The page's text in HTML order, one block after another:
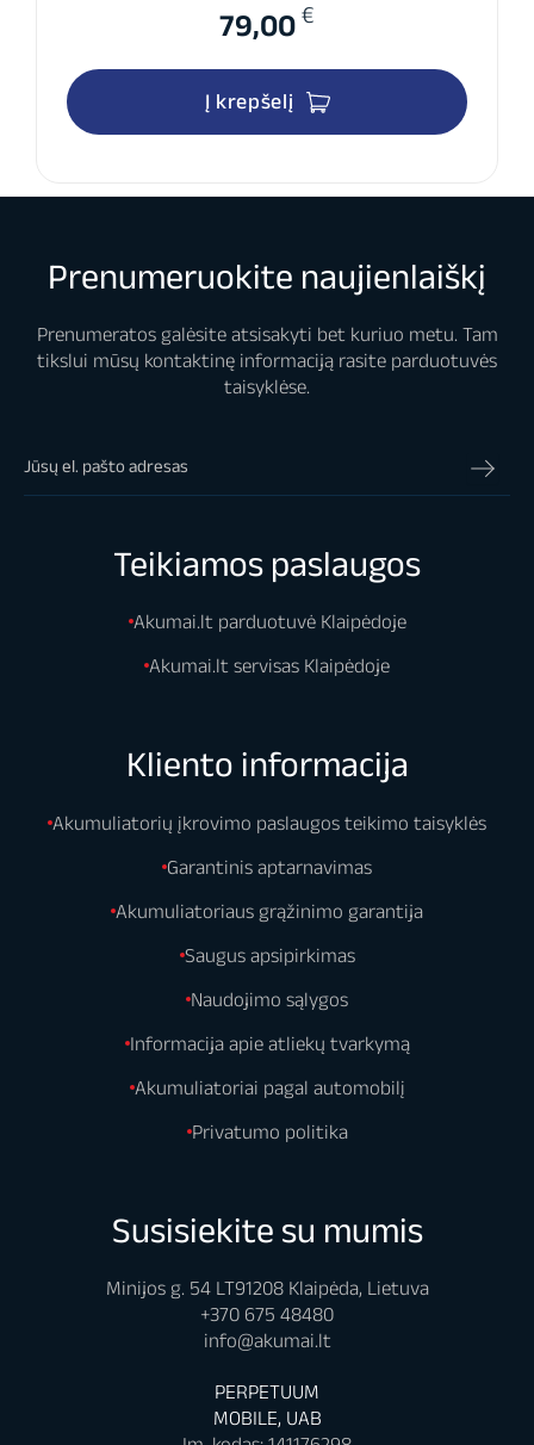
79,00 €
Į krepšelį
Prenumeruokite naujienlaiškį
Prenumeratos galėsite atsisakyti bet kuriuo metu. Tam
tikslui mūsų kontaktinę informaciją rasite parduotuvės
taisyklėse.
Teikiamos paslaugos
Akumai.lt parduotuvė Klaipėdoje
Akumai.lt servisas Klaipėdoje
Kliento informacija
Akumuliatorių įkrovimo paslaugos teikimo taisyklės
Garantinis aptarnavimas
Akumuliatoriaus grąžinimo garantija
Saugus apsipirkimas
Naudojimo sąlygos
Informacija apie atliekų tvarkymą
Akumuliatoriai pagal automobilį
Privatumo politika
Susisiekite su mumis
Minijos g. 54 LT91208 Klaipėda, Lietuva
+370 675 48480
info@akumai.lt
PERPETUUM
MOBILE, UAB